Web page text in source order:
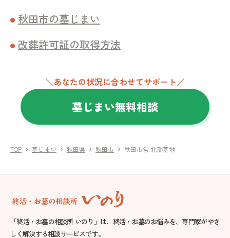
秋田市の墓じまい
改葬許可証の取得方法
＼あなたの状況に合わせてサポート／
墓じまい無料相談
TOP chevron_right 墓じまい chevron_right 秋田県 chevron_right 秋田市 chevron_right 秋田市営 北部墓地
「終活・お墓の相談所 いのり」は、終活・お墓のお悩みを、専門家がやさ
しく解決する相談サービスです。